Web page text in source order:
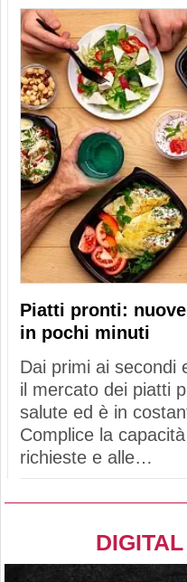
Piatti pronti:
in pochi minuti
Dai primi ai secondi
il mercato dei piatti
salute ed è in
Complice la
richieste e alle…